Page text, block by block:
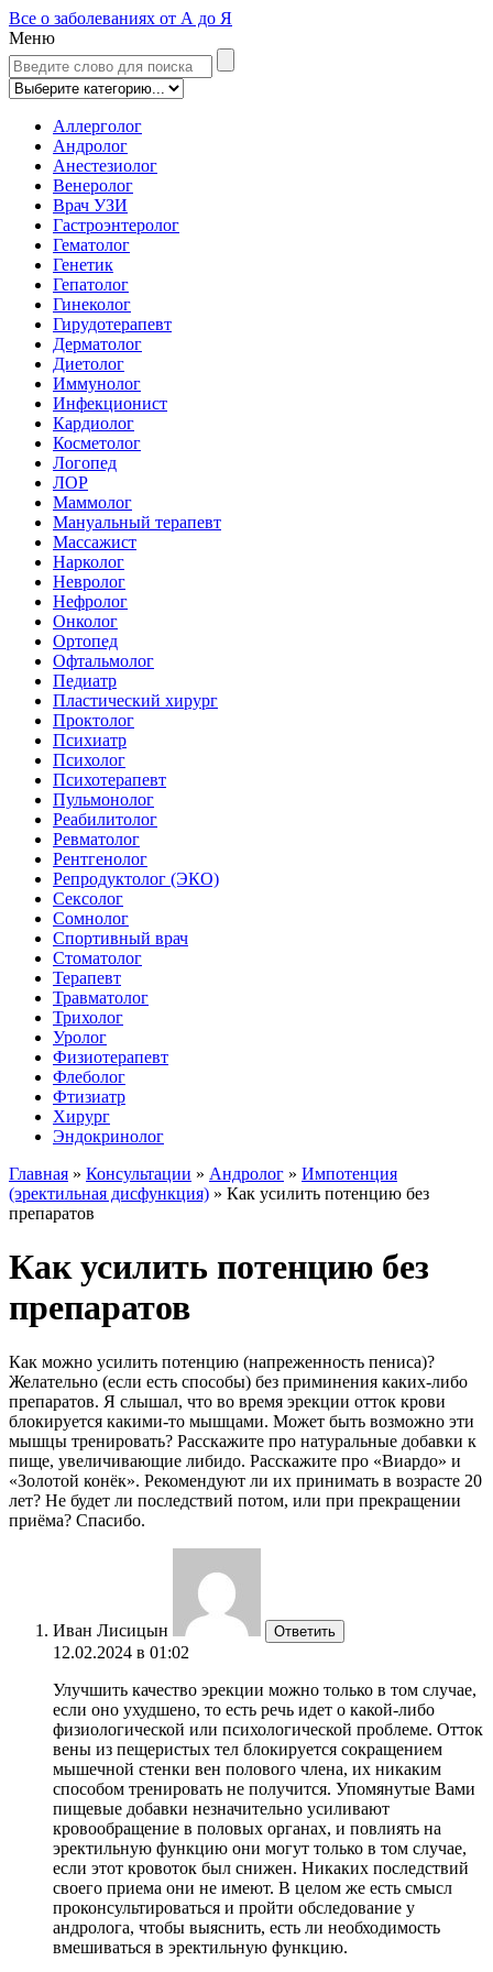
Все о заболеваниях от А до Я
Меню
Аллерголог
Андролог
Анестезиолог
Венеролог
Врач УЗИ
Гастроэнтеролог
Гематолог
Генетик
Гепатолог
Гинеколог
Гирудотерапевт
Дерматолог
Диетолог
Иммунолог
Инфекционист
Кардиолог
Косметолог
Логопед
ЛОР
Маммолог
Мануальный терапевт
Массажист
Нарколог
Невролог
Нефролог
Онколог
Ортопед
Офтальмолог
Педиатр
Пластический хирург
Проктолог
Психиатр
Психолог
Психотерапевт
Пульмонолог
Реабилитолог
Ревматолог
Рентгенолог
Репродуктолог (ЭКО)
Сексолог
Сомнолог
Спортивный врач
Стоматолог
Терапевт
Травматолог
Трихолог
Уролог
Физиотерапевт
Флеболог
Фтизиатр
Хирург
Эндокринолог
Главная » Консультации » Андролог » Импотенция
(эректильная дисфункция) » Как усилить потенцию без
препаратов
Как усилить потенцию без
препаратов
Как можно усилить потенцию (напреженность пениса)?
Желательно (если есть способы) без приминения каких-либо
препаратов. Я слышал, что во время эрекции отток крови
блокируется какими-то мышцами. Может быть возможно эти
мышцы тренировать? Расскажите про натуральные добавки к
пище, увеличивающие либидо. Расскажите про «Виардо» и
«Золотой конёк». Рекомендуют ли их принимать в возрасте 20
лет? Не будет ли последствий потом, или при прекращении
приёма? Спасибо.
Иван Лисицын Ответить
12.02.2024 в 01:02
Улучшить качество эрекции можно только в том случае,
если оно ухудшено, то есть речь идет о какой-либо
физиологической или психологической проблеме. Отток
вены из пещеристых тел блокируется сокращением
мышечной стенки вен полового члена, их никаким
способом тренировать не получится. Упомянутые Вами
пищевые добавки незначительно усиливают
кровообращение в половых органах, и повлиять на
эректильную функцию они могут только в том случае,
если этот кровоток был снижен. Никаких последствий
своего приема они не имеют. В целом же есть смысл
проконсультироваться и пройти обследование у
андролога, чтобы выяснить, есть ли необходимость
вмешиваться в эректильную функцию.